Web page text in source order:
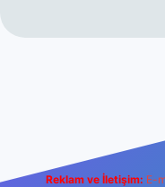
Reklam ve İletişim: E-